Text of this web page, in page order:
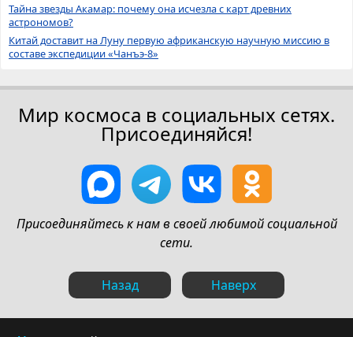
Тайна звезды Акамар: почему она исчезла с карт древних
астрономов?
Китай доставит на Луну первую африканскую научную миссию в
составе экспедиции «Чанъэ-8»
Мир космоса в социальных сетях.
Присоединяйся!
Присоединяйтесь к нам в своей любимой социальной
сети.
Назад Наверх